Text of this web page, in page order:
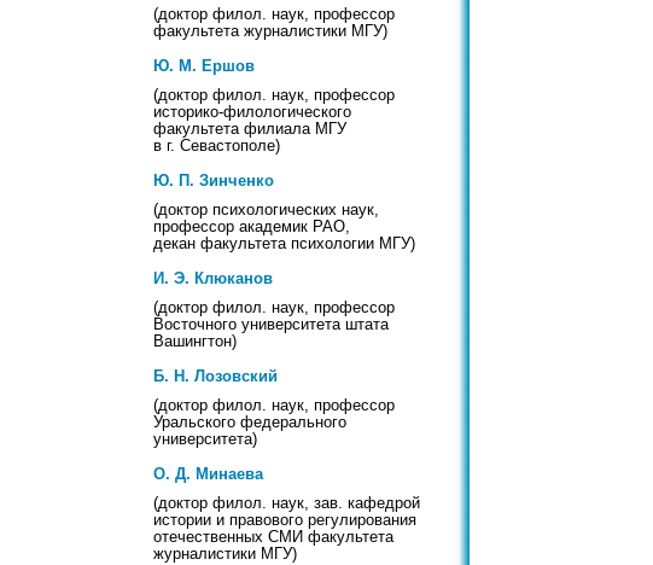
(доктор филол. наук, профессор
факультета журналистики МГУ)
Ю. М. Ершов
(доктор филол. наук, профессор
историко-филологического
факультета филиала МГУ
в г. Севастополе)
Ю. П. Зинченко
(доктор психологических наук,
профессор академик РАО,
декан факультета психологии МГУ)
И. Э. Клюканов
(доктор филол. наук, профессор
Восточного университета штата
Вашингтон)
Б. Н. Лозовский
(доктор филол. наук, профессор
Уральского федерального
университета)
О. Д. Минаева
(доктор филол. наук, зав. кафедрой
истории и правового регулирования
отечественных СМИ факультета
журналистики МГУ)